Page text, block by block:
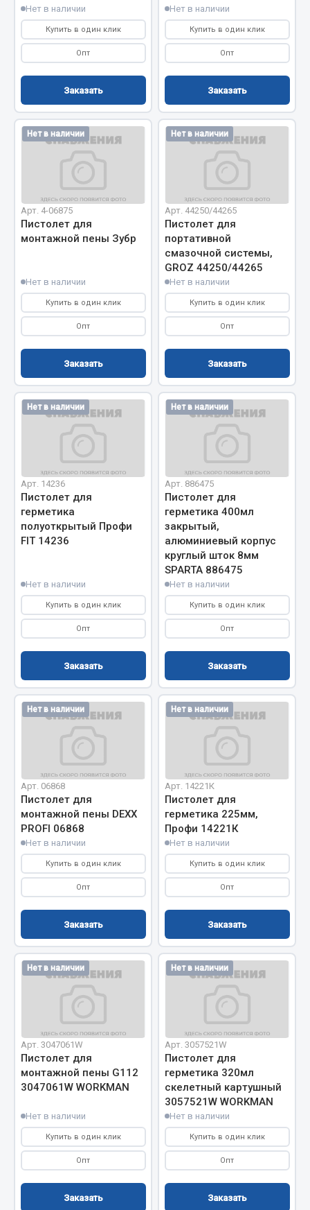
Весь раздел
Запчасти МАЗ
Система питания
Подвеска
Тормозная система
Электрооборудование
Показать ещё
Запчасти Урал
Двигатель
Мост задний
Система питания
Система выпуска газа
Система охлаждения
Показать ещё
Весь раздел
Двигатель
Система питания
Система выпуска газа
Коробка передач
Рулевое управление
Тормозная система
Запчасти HOWO
Тормозная система
Двигатель
Подвеска
Система питания
Система выпуска газа
Система охлаждения
Сцепление
Показать ещё
Запчасти SHAANXI (SHACMAN)
Система питания
Колеса и шины
Система охлаждения
Подвеска
Кабина
Оперение кабины
Нет в наличии
Купить в один клик
Опт
Заказать
Нет в наличии
Купить в один клик
Опт
Заказать
Нет в наличии
Арт. 4-06875
Пистолет для
монтажной пены Зубр
Нет в наличии
Купить в один клик
Опт
Заказать
Нет в наличии
Арт. 44250/44265
Пистолет для
портативной
смазочной системы,
GROZ 44250/44265
Нет в наличии
Купить в один клик
Опт
Заказать
Нет в наличии
Арт. 14236
Пистолет для
герметика
полуоткрытый Профи
FIT 14236
Нет в наличии
Купить в один клик
Опт
Заказать
Нет в наличии
Арт. 886475
Пистолет для
герметика 400мл
закрытый,
алюминиевый корпус
круглый шток 8мм
SPARTA 886475
Нет в наличии
Купить в один клик
Опт
Заказать
Нет в наличии
Арт. 06868
Пистолет для
монтажной пены DEXX
PROFI 06868
Нет в наличии
Купить в один клик
Опт
Заказать
Нет в наличии
Арт. 14221К
Пистолет для
герметика 225мм,
Профи 14221К
Нет в наличии
Купить в один клик
Опт
Заказать
Нет в наличии
Арт. 3047061W
Пистолет для
монтажной пены G112
3047061W WORKMAN
Нет в наличии
Купить в один клик
Опт
Заказать
Нет в наличии
Арт. 3057521W
Пистолет для
герметика 320мл
скелетный картушный
3057521W WORKMAN
Нет в наличии
Купить в один клик
Опт
Заказать